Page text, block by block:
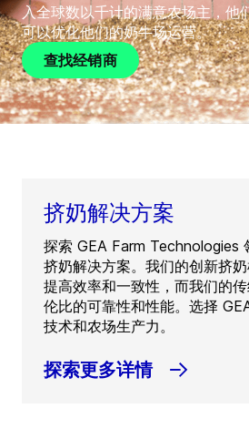
入全球数以千计的满意农场主，他
可以优化他们的奶牛场运营。
查找经销商
挤奶解决方案
探索 GEA Farm Technologies
挤奶解决方案。我们的创新挤
提高效率和一致性，而我们的
伦比的可靠性和性能。选择
技术和农场生产力。
探索更多详情